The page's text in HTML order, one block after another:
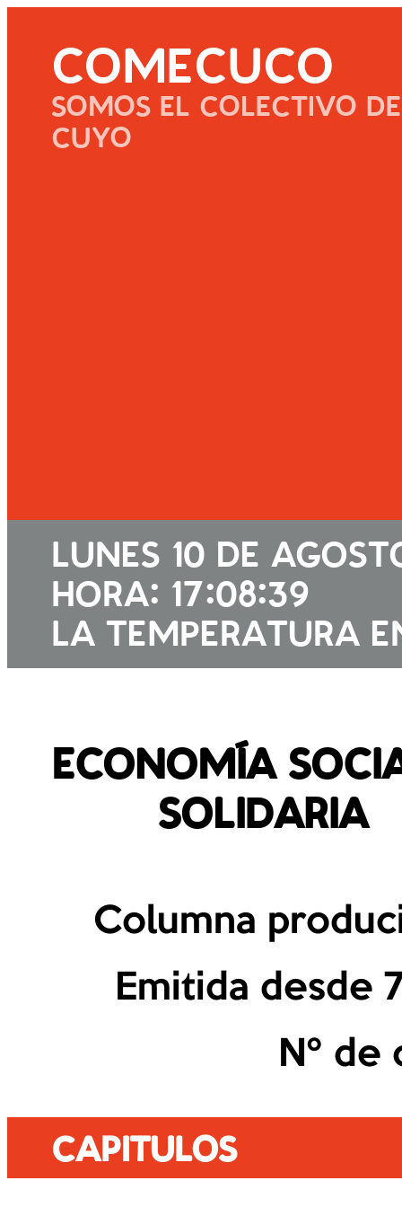
COMECUCO
SOMOS EL COLECTIVO
CUYO
LUNES 10 DE
HORA: 17:08:39
LA TEMPERATURA
ECONOMÍA
SOLIDARIA
Columna
Emitida desde
Nº de
CAPITULOS